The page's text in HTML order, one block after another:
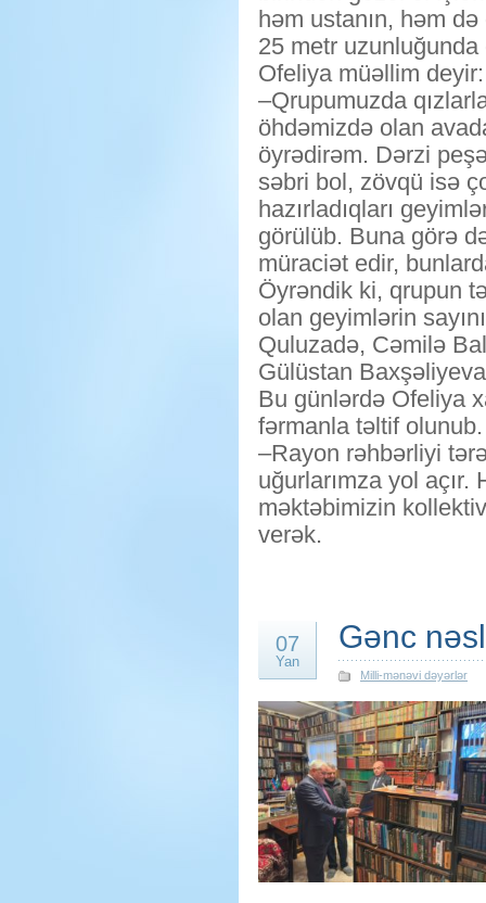
həm ustanın, həm
25 metr uzunluğunda
Ofeliya müəllim deyir:
–Qrupumuzda
öhdəmizdə olan
öyrədirəm. Dərzi
səbri bol, zövqü isə
hazırladıqları
görülüb. Buna görə
müraciət edir,
Öyrəndik ki, qrupun
olan geyimlərin
Quluzadə, Cəmilə
Gülüstan
Bu günlərdə Ofeliya
fərmanla təltif
–Rayon rəhbərliyi
uğurlarımza yol
məktəbimizin
verək.
07
Yan
Gənc
Milli-mənəvi dəyərlər